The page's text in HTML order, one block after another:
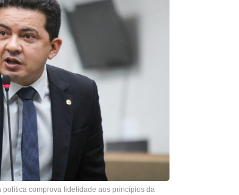
comprova fidelidade aos princípios da